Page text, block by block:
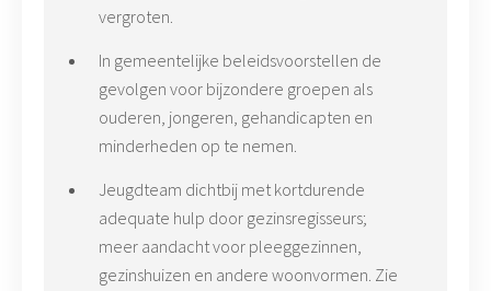
vergroten.
In gemeentelijke beleidsvoorstellen de
gevolgen voor bijzondere groepen als
ouderen, jongeren, gehandicapten en
minderheden op te nemen.
Jeugdteam dichtbij met kortdurende
adequate hulp door gezinsregisseurs;
meer aandacht voor pleeggezinnen,
gezinshuizen en andere woonvormen. Zie